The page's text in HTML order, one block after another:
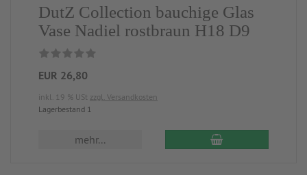
DutZ Collection bauchige Glas
Vase Nadiel rostbraun H18 D9
EUR 26,80
inkl. 19 % USt zzgl. Versandkosten
Lagerbestand 1
mehr...